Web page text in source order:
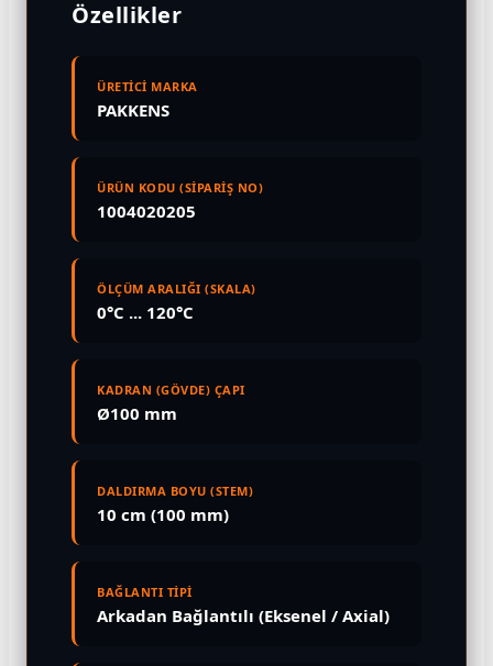
Özellikler
ÜRETİCİ MARKA
PAKKENS
ÜRÜN KODU (SİPARİŞ NO)
1004020205
ÖLÇÜM ARALIĞI (SKALA)
0°C ... 120°C
KADRAN (GÖVDE) ÇAPI
Ø100 mm
DALDIRMA BOYU (STEM)
10 cm (100 mm)
BAĞLANTI TİPİ
Arkadan Bağlantılı (Eksenel / Axial)